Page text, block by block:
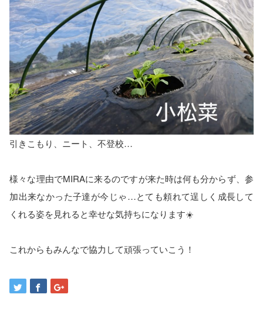
引きこもり、ニート、不登校…
様々な理由でMIRAに来るのですが来た時は何も分からず、参
加出来なかった子達が今じゃ…とても頼れて逞しく成長して
くれる姿を見れると幸せな気持ちになります☀️
これからもみんなで協力して頑張っていこう！